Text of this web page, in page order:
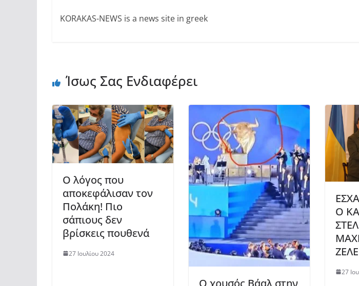
KORAKAS-NEWS is a news site in greek
Ίσως Σας Ενδιαφέρει
Ο λόγος που
αποκεφάλισαν τον
Πολάκη! Πιο
σάπιους δεν
βρίσκεις πουθενά
27 Ιουλίου 2024
Ο χρυσός Βάαλ στην
Ο
27